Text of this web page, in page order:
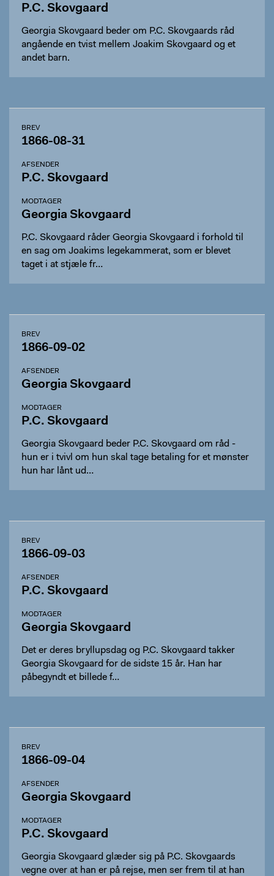
P.C. Skovgaard
Georgia Skovgaard beder om P.C. Skovgaards råd
angående en tvist mellem Joakim Skovgaard og et
andet barn.
BREV
1866-08-31
AFSENDER
P.C. Skovgaard
MODTAGER
Georgia Skovgaard
P.C. Skovgaard råder Georgia Skovgaard i forhold til
en sag om Joakims legekammerat, som er blevet
taget i at stjæle fr…
BREV
1866-09-02
AFSENDER
Georgia Skovgaard
MODTAGER
P.C. Skovgaard
Georgia Skovgaard beder P.C. Skovgaard om råd -
hun er i tvivl om hun skal tage betaling for et mønster
hun har lånt ud…
BREV
1866-09-03
AFSENDER
P.C. Skovgaard
MODTAGER
Georgia Skovgaard
Det er deres bryllupsdag og P.C. Skovgaard takker
Georgia Skovgaard for de sidste 15 år. Han har
påbegyndt et billede f…
BREV
1866-09-04
AFSENDER
Georgia Skovgaard
MODTAGER
P.C. Skovgaard
Georgia Skovgaard glæder sig på P.C. Skovgaards
vegne over at han er på rejse, men ser frem til at han